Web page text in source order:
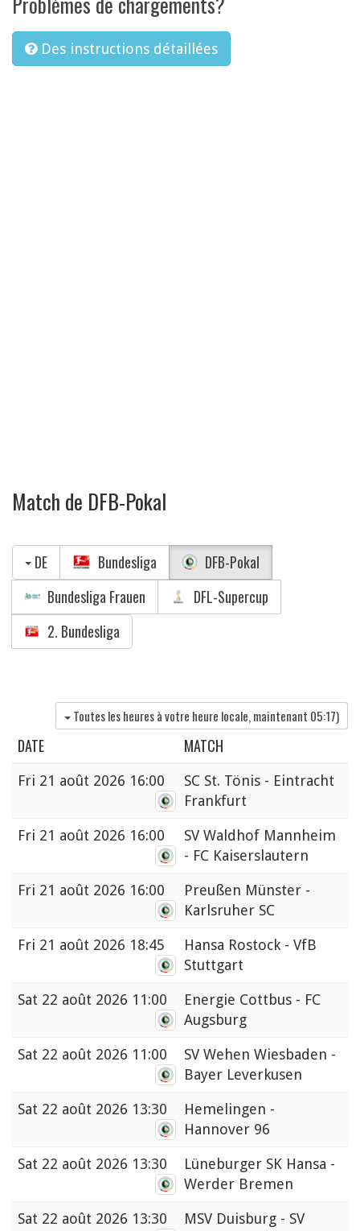
Des instructions détaillées
Match de DFB-Pokal
DE Bundesliga
DFB-Pokal
Bundesliga Frauen
DFL-Supercup
2. Bundesliga
Toutes les heures à votre heure locale, maintenant 05:17)
DATE MATCH
Fri 21 août 2026 16:00
SC St. Tönis - Eintracht
Frankfurt
Fri 21 août 2026 16:00
SV Waldhof Mannheim
- FC Kaiserslautern
Fri 21 août 2026 16:00
Preußen Münster -
Karlsruher SC
Fri 21 août 2026 18:45
Hansa Rostock - VfB
Stuttgart
Sat 22 août 2026 11:00
Energie Cottbus - FC
Augsburg
Sat 22 août 2026 11:00
SV Wehen Wiesbaden -
Bayer Leverkusen
Sat 22 août 2026 13:30
Hemelingen -
Hannover 96
Sat 22 août 2026 13:30
Lüneburger SK Hansa -
Werder Bremen
Sat 22 août 2026 13:30
MSV Duisburg - SV